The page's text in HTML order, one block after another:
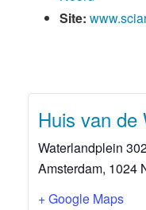
Site:
Huis van de
Waterlandplein
Amsterdam, 1024
+ Google Maps